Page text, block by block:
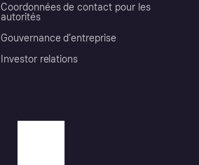
Coordonnées de contact pour les
autorités
Gouvernance d’entreprise
Investor relations